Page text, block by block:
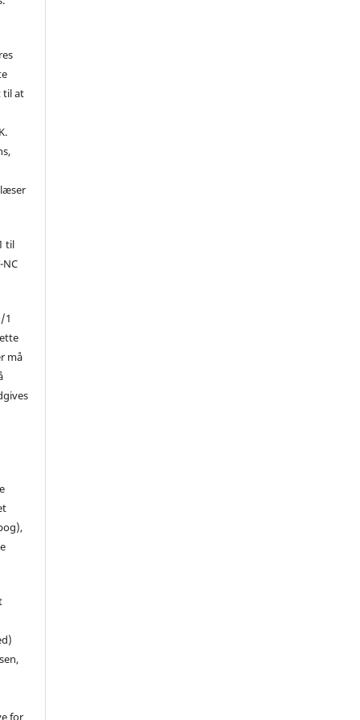
til at
til
NC
1
må
for